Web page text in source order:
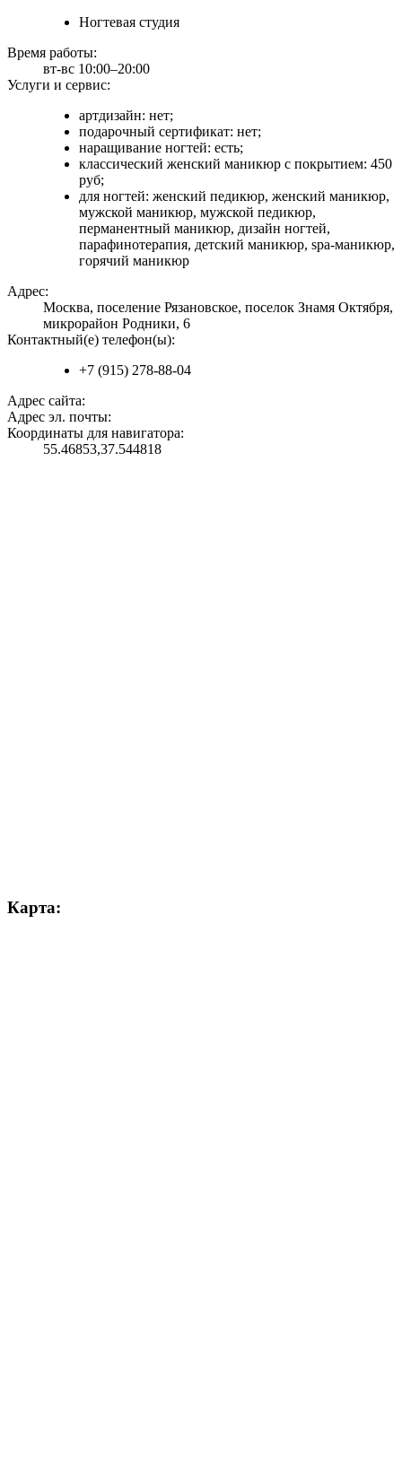
Ногтевая студия
Время работы:
вт-вс 10:00–20:00
Услуги и сервис:
артдизайн: нет;
подарочный сертификат: нет;
наращивание ногтей: есть;
классический женский маникюр с покрытием: 450
руб;
для ногтей: женский педикюр, женский маникюр,
мужской маникюр, мужской педикюр,
перманентный маникюр, дизайн ногтей,
парафинотерапия, детский маникюр, spa-маникюр,
горячий маникюр
Адрес:
Москва, поселение Рязановское, поселок Знамя Октября,
микрорайон Родники, 6
Контактный(е) телефон(ы):
+7 (915) 278-88-04
Адрес сайта:
Адрес эл. почты:
Координаты для навигатора:
55.46853,37.544818
Карта: